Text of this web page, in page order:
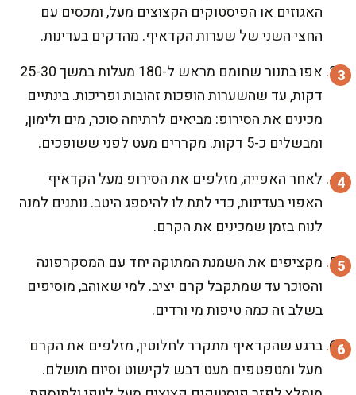
האגוזים או הפיסטוקים הקצוצים מעל, ומכסים עם
החצי השני של שערות הקדאיף. מהדקים בעדינות.
אפו בתנור שחומם מראש ל-180 מעלות במשך 25-30
דקות, עד שהשערות הופכות זהובות ופריכות. בינתיים
מכינים את הסירופ: מביאים לרתיחה סוכר, מים ולימון,
ומבשלים כ-5 דקות. מקררים מעט לפני ששופכים.
לאחר האפייה, מזלפים את הסירופ מעל הקדאיף
האפוי בעדינות, כדי לתת לו להיספג היטב. נותנים למנה
לנוח בזמן שמכינים את הקרם.
מקציפים את השמנת המתוקה יחד עם המסקרפונה
והסוכר עד שמתקבל קרם יציב. למי שאוהב, מוסיפים
בשלב זה כמה טיפות מי ורדים.
ברגע שהקדאיף מתקרר לחלוטין, מזלפים את הקרם
מעל ומטפטפים מעט דבש לקישוט וסיום מושלם.